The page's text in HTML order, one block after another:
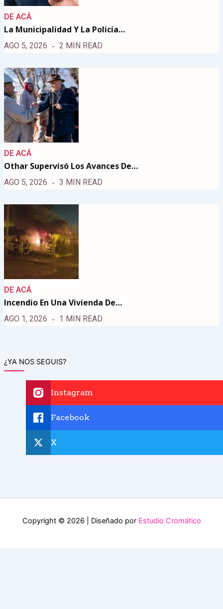
DE ACÁ
La Municipalidad Y La Policía…
AGO 5, 2026 2 MIN READ
DE ACÁ
Othar Supervisó Los Avances De…
AGO 5, 2026 3 MIN READ
DE ACÁ
Incendio En Una Vivienda De…
AGO 1, 2026 1 MIN READ
¿YA NOS SEGUIS?
Instagram
Facebook
X
Copyright © 2026 | Diseñado por Estudio Cromático